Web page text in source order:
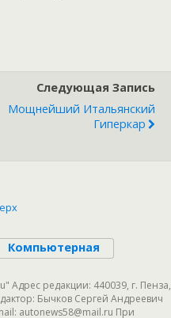
Следующая Запись
Мощнейший Итальянский
Гиперкар
Компьютерная
Адрес редакции: 440039, г. Пенза,
Бычков Сергей Андреевич
autonews58@mail.ru При